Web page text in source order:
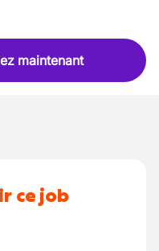
maintenant
ce job